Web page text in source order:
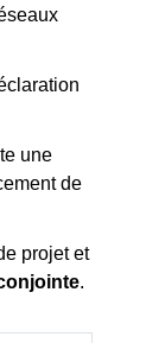
une
de
projet et
.